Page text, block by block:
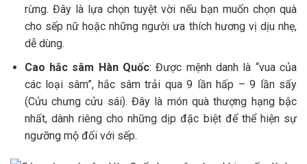
rừng. Đây là lựa chọn tuyệt vời nếu bạn muốn chọn quà
cho sếp nữ hoặc những người ưa thích hương vị dịu nhẹ,
dễ dùng.
Cao hắc sâm Hàn Quốc: Được mệnh danh là “vua của
các loại sâm”, hắc sâm trải qua 9 lần hấp – 9 lần sấy
(Cửu chưng cửu sái). Đây là món quà thượng hạng bậc
nhất, dành riêng cho những dịp đặc biệt để thể hiện sự
ngưỡng mộ đối với sếp.